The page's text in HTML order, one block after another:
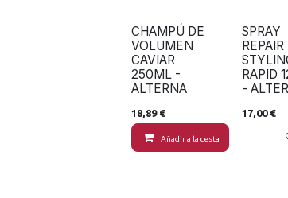
CHAMPÚ DE
VOLUMEN
CAVIAR
250ML -
ALTERNA
18,89€
Añadir a la cesta
SPRAY
REPAIR
RAPID
-
17,00€